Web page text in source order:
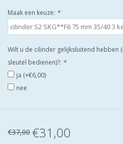
DEURSCHILDEN VOOR
BUITEN
waakborden
Maak een keuze: *
Wilt u de cilinder gelijksluitend hebben
sleutel bedienen)?: *
ja (+€6,00)
nee
€37,00 €31,00